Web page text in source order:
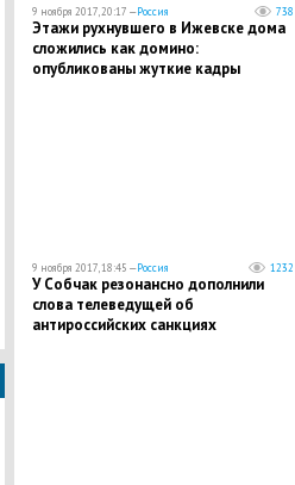
9 ноября 2017, 20:17 —Россия 738
Этажи рухнувшего в Ижевске дома
сложились как домино:
опубликованы жуткие кадры
9 ноября 2017, 18:45 —Россия 1232
У Собчак резонансно дополнили
слова телеведущей об
антироссийских санкциях